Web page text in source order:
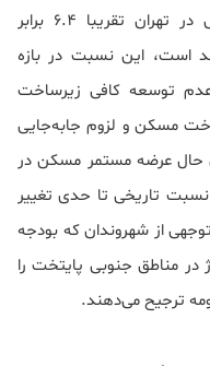
کنونی متوسط قیمت پیشنهادی فروش در تهران تقریبا 6.4 برابر
است، این نسبت در بازه
بوده است. عدم توسعه کافی زیرساخت
مسکن و لزوم جابه‌جایی
حال عرضه مستمر مسکن در
تاریخی تا حدی تغییر
از شهروندان که بودجه
در مناطق جنوبی پایتخت را
ترجیح می‌دهند.